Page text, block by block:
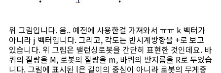
위 그림입니다. 음.. 예전에 사용한걸 가져와서 ㅠㅠ k 벡터가
아니라 j 벡터입니다. 그리고, 각도는 반시계방향을 +로 보고
있습니다. 위 그림은 밸런싱로봇을 간단히 표현한 것인데요. 바
퀴의 질량을 M, 로봇의 질량을 m, 바퀴의 반지름을 R로 두었습
니다. 그림에 표시된 l은 길이의 중심이 아니라 로봇의 무게중